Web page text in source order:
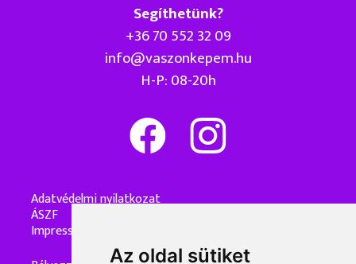
Az oldal sütiket
Segíthetünk?
+36 70 552 32 09
info@vaszonkepem.hu
H-P: 08-20h
Adatvédelmi nyilatkozat
ÁSZF
Impresszum